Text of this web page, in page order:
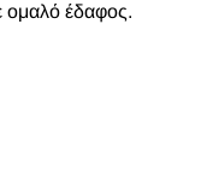
ομαλό έδαφος.